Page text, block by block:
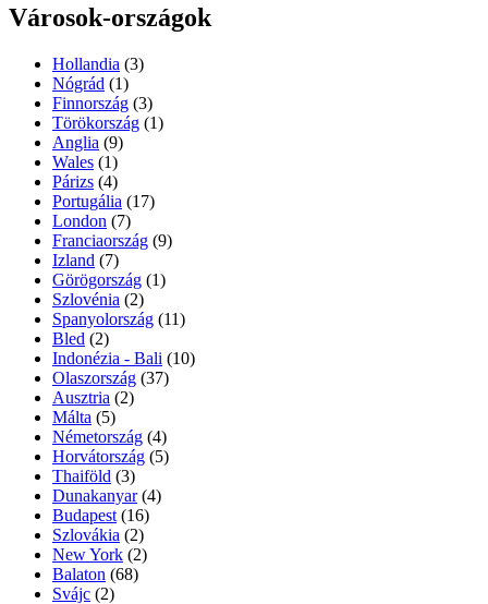
Városok-országok
Hollandia (3)
Nógrád (1)
Finnország (3)
Törökország (1)
Anglia (9)
Wales (1)
Párizs (4)
Portugália (17)
London (7)
Franciaország (9)
Izland (7)
Görögország (1)
Szlovénia (2)
Spanyolország (11)
Bled (2)
Indonézia - Bali (10)
Olaszország (37)
Ausztria (2)
Málta (5)
Németország (4)
Horvátország (5)
Thaiföld (3)
Dunakanyar (4)
Budapest (16)
Szlovákia (2)
New York (2)
Balaton (68)
Svájc (2)